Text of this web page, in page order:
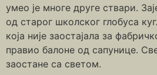
умео је многе друге ствари.
од старог школског глобуса
која није заостајала за
правио балоне од сапунице.
заостане са светом.